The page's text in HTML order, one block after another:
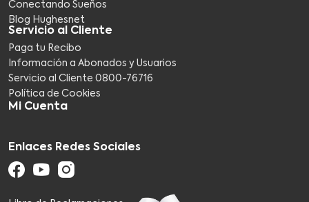
Conectando Sueños
Blog Hughesnet
Servicio al Cliente
Paga tu Recibo
Información a Abonados y Usuarios
Servicio al Cliente 0800-76716​
Política de Cookies
Mi Cuenta
Enlaces Redes Sociales